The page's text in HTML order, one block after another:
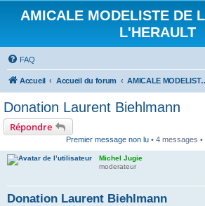
AMICALE MODELISTE DE
L'HERAULT
FAQ
Accueil Accueil du forum AMICALE MODELISTE
Donation Laurent Biehlmann
Répondre
Premier message non lu • 4 messages •
Michel Jugie
moderateur
Donation Laurent Biehlmann